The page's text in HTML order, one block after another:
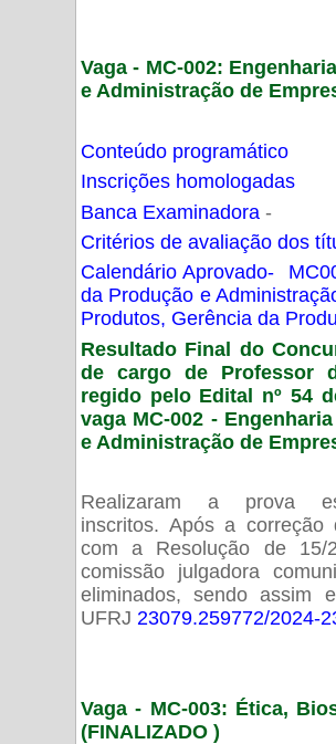
Vaga - MC-002:
e Administração de
Conteúdo programático
Inscrições homologadas
Banca Examinadora -
Critérios de avaliação dos
Calendário Aprovado-
da Produção e
Produtos, Gerência da
Resultado Final do
de cargo de Professor
regido pelo Edital nº 54
vaga MC-002 -
e Administração de
Realizaram a prova
inscritos. Após a
com a Resolução de 15/
comissão julgadora
eliminados, sendo assim
UFRJ 23079.259772/2024-
Vaga - MC-003: Ética,
(FINALIZADO )